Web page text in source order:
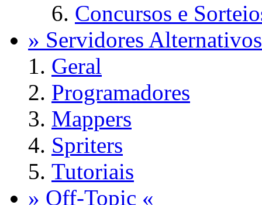
Concursos e
» Servidores
Geral
Programadores
Mappers
Spriters
Tutoriais
» Off-Topic «